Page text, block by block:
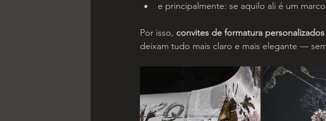
e principalmente: se aquilo ali é um
Por isso, convites de formatura personalizados
deixam tudo mais claro e mais elegante —